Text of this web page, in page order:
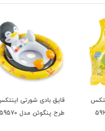
قایق بادی شورتی اینتکس
طرح پنگوئن مدل 59570